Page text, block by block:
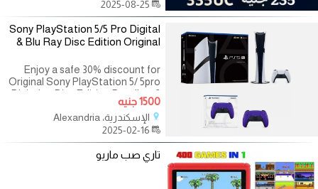
Sony PlayStation 5/5 Pro Digital
& Blu Ray Disc Edition Original
Enjoy a safe 30% discount for
Original Sony PlayStation 5/ 5pro
Digital or Disc Edition Bundle + 2
Joysticks , Free
Games,Headphone,Remote &
Extras . 1 x Sony PlayStation 5/5
1500 جنيه
الإسكندرية، Alexandria
تاري صب ماريو